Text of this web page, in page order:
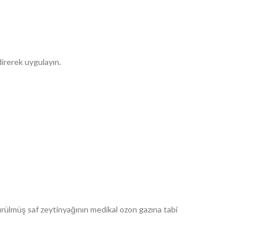
uygulayın.
saf zeytinyağının medikal ozon gazına tabi